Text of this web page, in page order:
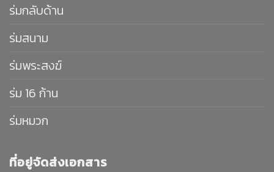
ร่มกลับด้าน
ร่มสนาม
ร่มพระสงฆ์
ร่ม 16 ก้าน
ร่มหมวก
ที่อยู่จัดส่งเอกสาร